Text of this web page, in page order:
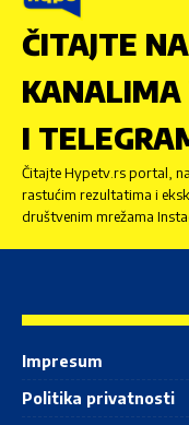
ČITAJTE
KANALIMA
I
Čitajte Hypetv.rs portal,
rastućim rezultatima i
društvenim mrežama
Impresum
Politika privatnosti